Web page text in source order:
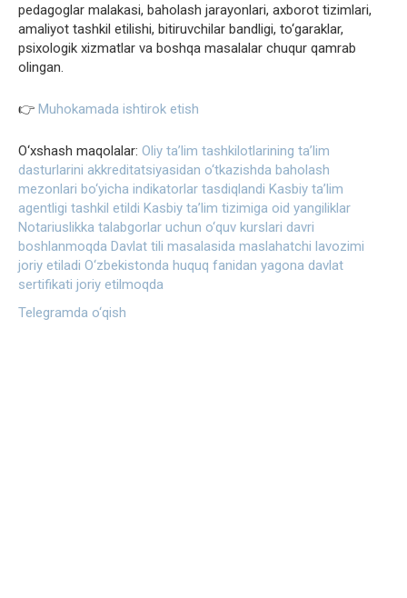
pedagoglar malakasi, baholash jarayonlari, axborot tizimlari,
amaliyot tashkil etilishi, bitiruvchilar bandligi, to‘garaklar,
psixologik xizmatlar va boshqa masalalar chuqur qamrab
olingan.
👉 Muhokamada ishtirok etish
O‘xshash maqolalar: Oliy taʼlim tashkilotlarining taʼlim
dasturlarini akkreditatsiyasidan o‘tkazishda baholash
mezonlari bo‘yicha indikatorlar tasdiqlandi Kasbiy ta’lim
agentligi tashkil etildi Kasbiy ta’lim tizimiga oid yangiliklar
Notariuslikka talabgorlar uchun o‘quv kurslari davri
boshlanmoqda Davlat tili masalasida maslahatchi lavozimi
joriy etiladi O‘zbekistonda huquq fanidan yagona davlat
sertifikati joriy etilmoqda
Telegramda o‘qish